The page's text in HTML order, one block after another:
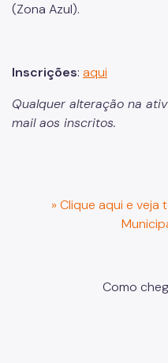
(Zona Azul).
Inscrições: aqui
Qualquer alteração na
mail aos inscritos.
» Clique aqui e
Como